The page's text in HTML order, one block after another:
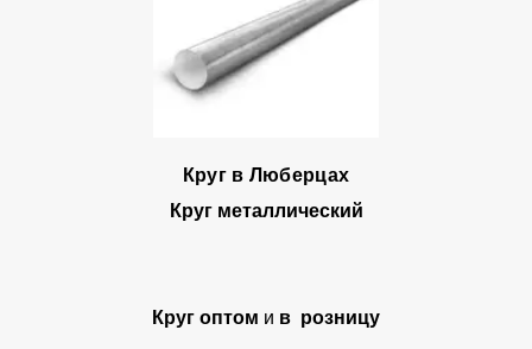
Круг в Люберцах
Круг металлический
Круг оптом и в розницу